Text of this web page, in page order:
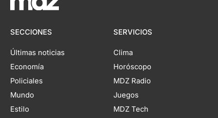
SECCIONES
Últimas noticias
Economía
Policiales
Mundo
Estilo
SERVICIOS
Clima
Horóscopo
MDZ Radio
Juegos
MDZ Tech